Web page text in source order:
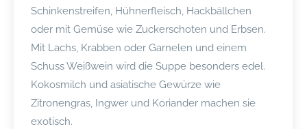
Schinkenstreifen, Hühnerfleisch, Hackbällchen
oder mit Gemüse wie Zuckerschoten und Erbsen.
Mit Lachs, Krabben oder Garnelen und einem
Schuss Weißwein wird die Suppe besonders edel.
Kokosmilch und asiatische Gewürze wie
Zitronengras, Ingwer und Koriander machen sie
exotisch.